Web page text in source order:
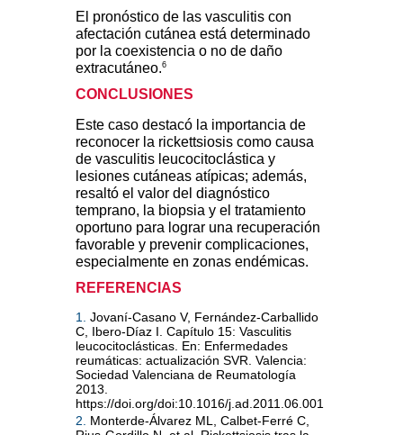
El pronóstico de las vasculitis con
afectación cutánea está determinado
por la coexistencia o no de daño
extracutáneo.6
CONCLUSIONES
Este caso destacó la importancia de
reconocer la rickettsiosis como causa
de vasculitis leucocitoclástica y
lesiones cutáneas atípicas; además,
resaltó el valor del diagnóstico
temprano, la biopsia y el tratamiento
oportuno para lograr una recuperación
favorable y prevenir complicaciones,
especialmente en zonas endémicas.
REFERENCIAS
1.
Jovaní-Casano V, Fernández-Carballido
C, Ibero-Díaz I. Capítulo 15: Vasculitis
leucocitoclásticas. En: Enfermedades
reumáticas: actualización SVR. Valencia:
Sociedad Valenciana de Reumatología
2013.
https://doi.org/doi:10.1016/j.ad.2011.06.001
2.
Monterde-Álvarez ML, Calbet-Ferré C,